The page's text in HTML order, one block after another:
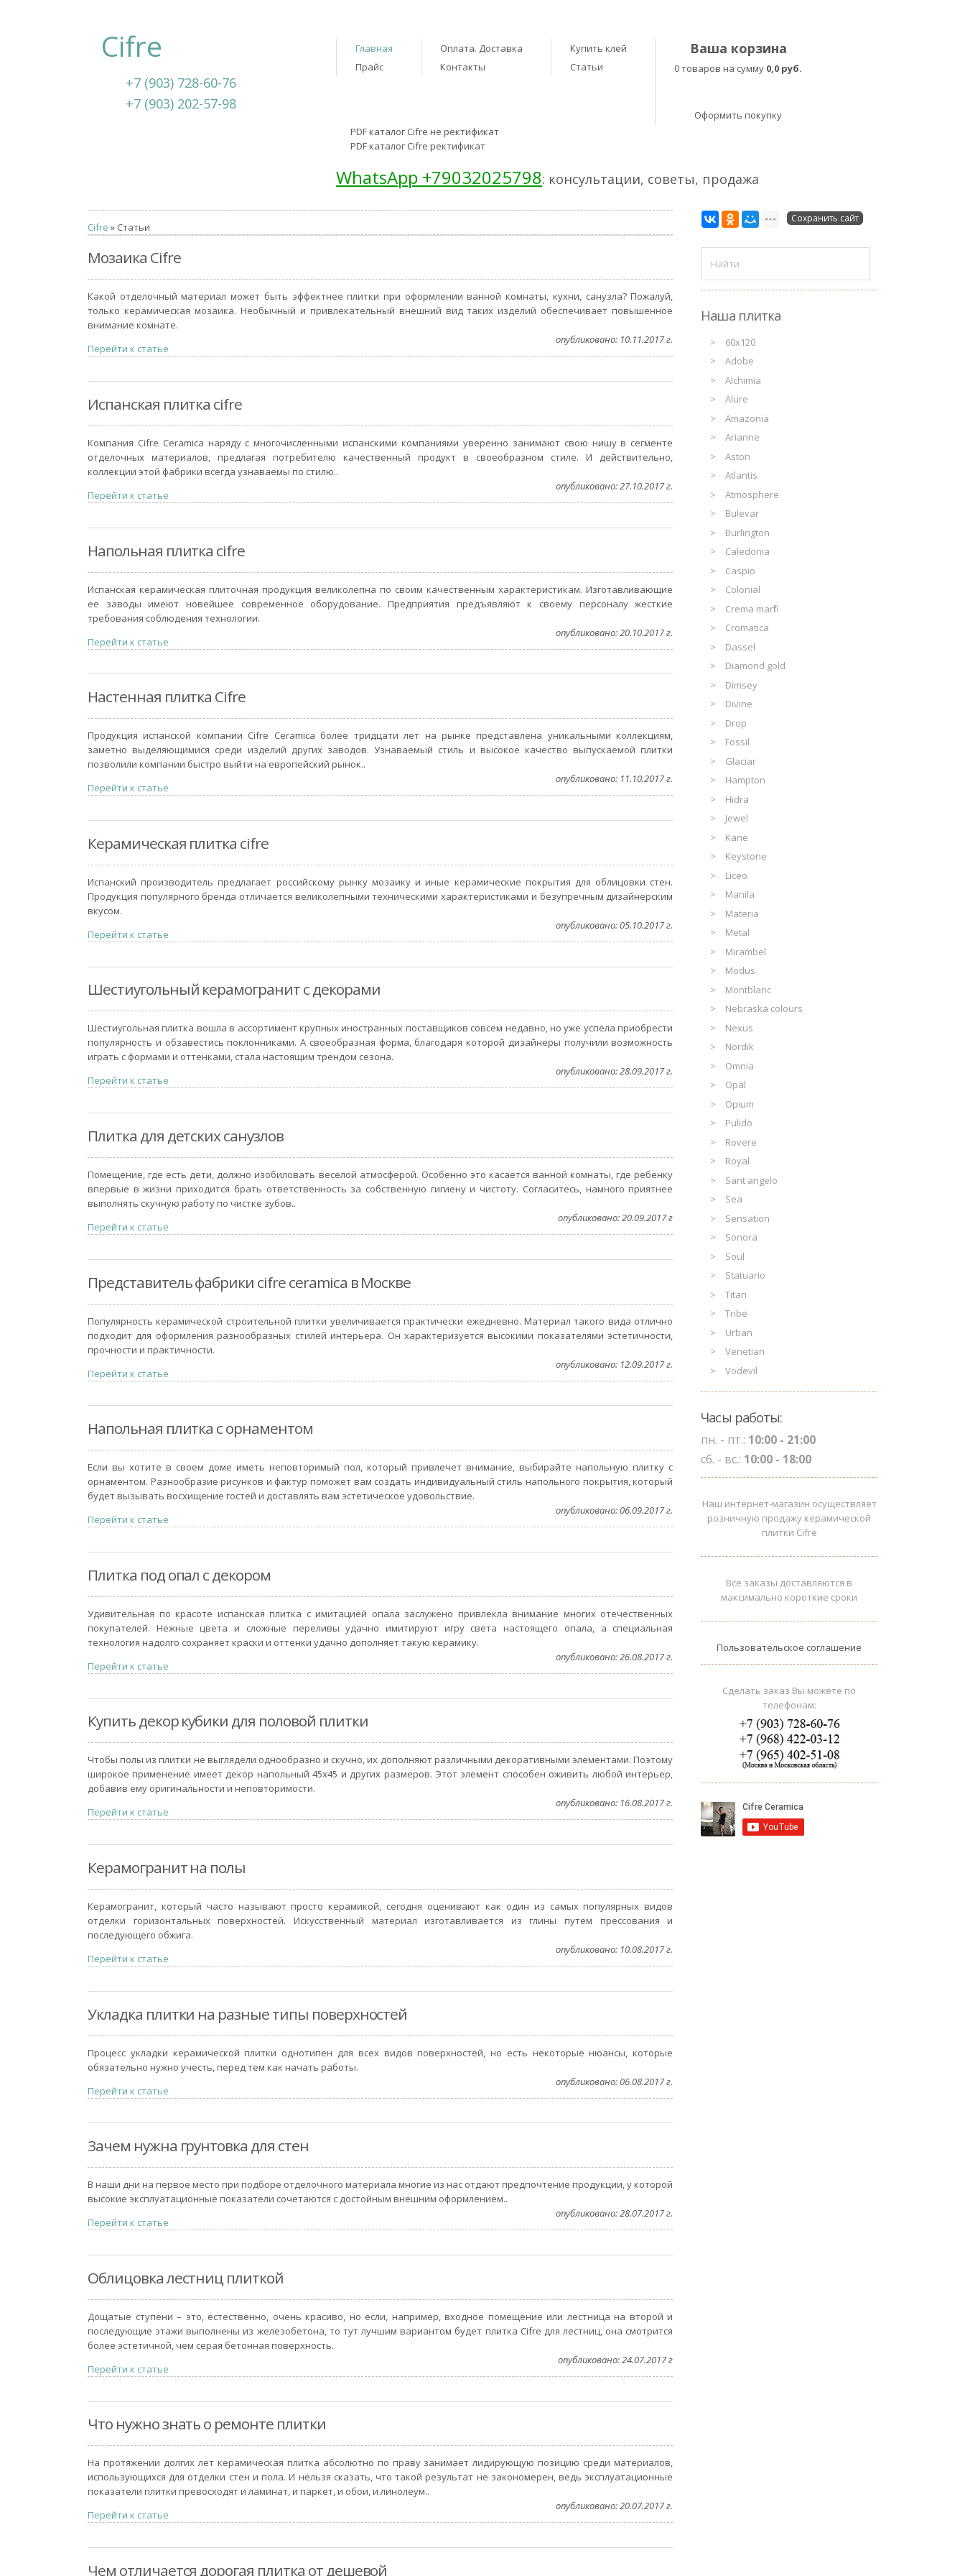
Cifre
+7 (903) 728-60-76
+7 (903) 202-57-98
Главная
Прайс
Оплата. Доставка
Контакты
Купить клей
Статьи
Ваша корзина
0 товаров на сумму 0,0 руб.
Оформить покупку
PDF каталог Cifre не ректификат
PDF каталог Cifre ректификат
WhatsApp +79032025798: консультации, советы, продажа
Cifre » Статьи
Мозаика Cifre
Какой отделочный материал может быть эффектнее плитки при оформлении ванной комнаты, кухни, санузла? Пожалуй,
только керамическая мозаика. Необычный и привлекательный внешний вид таких изделий обеспечивает повышенное
внимание комнате.
опубликовано: 10.11.2017 г.
Перейти к статье
Испанская плитка cifre
Компания Cifre Ceramica наряду с многочисленными испанскими компаниями уверенно занимают свою нишу в сегменте
отделочных материалов, предлагая потребителю качественный продукт в своеобразном стиле. И действительно,
коллекции этой фабрики всегда узнаваемы по стилю..
опубликовано: 27.10.2017 г.
Перейти к статье
Напольная плитка cifre
Испанская керамическая плиточная продукция великолепна по своим качественным характеристикам. Изготавливающие
ее заводы имеют новейшее современное оборудование. Предприятия предъявляют к своему персоналу жесткие
требования соблюдения технологии.
опубликовано: 20.10.2017 г.
Перейти к статье
Настенная плитка Cifre
Продукция испанской компании Cifre Ceramica более тридцати лет на рынке представлена уникальными коллекциям,
заметно выделяющимися среди изделий других заводов. Узнаваемый стиль и высокое качество выпускаемой плитки
позволили компании быстро выйти на европейский рынок..
опубликовано: 11.10.2017 г.
Перейти к статье
Керамическая плитка cifre
Испанский производитель предлагает российскому рынку мозаику и иные керамические покрытия для облицовки стен.
Продукция популярного бренда отличается великолепными техническими характеристиками и безупречным дизайнерским
вкусом.
опубликовано: 05.10.2017 г.
Перейти к статье
Шестиугольный керамогранит с декорами
Шестиугольная плитка вошла в ассортимент крупных иностранных поставщиков совсем недавно, но уже успела приобрести
популярность и обзавестись поклонниками. А своеобразная форма, благодаря которой дизайнеры получили возможность
играть с формами и оттенками, стала настоящим трендом сезона.
опубликовано: 28.09.2017 г.
Перейти к статье
Плитка для детских санузлов
Помещение, где есть дети, должно изобиловать веселой атмосферой. Особенно это касается ванной комнаты, где ребенку
впервые в жизни приходится брать ответственность за собственную гигиену и чистоту. Согласитесь, намного приятнее
выполнять скучную работу по чистке зубов..
опубликовано: 20.09.2017 г
Перейти к статье
Представитель фабрики cifre ceramica в Москве
Популярность керамической строительной плитки увеличивается практически ежедневно. Материал такого вида отлично
подходит для оформления разнообразных стилей интерьера. Он характеризуется высокими показателями эстетичности,
прочности и практичности.
опубликовано: 12.09.2017 г.
Перейти к статье
Напольная плитка с орнаментом
Если вы хотите в своем доме иметь неповторимый пол, который привлечет внимание, выбирайте напольную плитку с
орнаментом. Разнообразие рисунков и фактур поможет вам создать индивидуальный стиль напольного покрытия, который
будет вызывать восхищение гостей и доставлять вам эстетическое удовольствие.
опубликовано: 06.09.2017 г.
Перейти к статье
Плитка под опал с декором
Удивительная по красоте испанская плитка с имитацией опала заслужено привлекла внимание многих отечественных
покупателей. Нежные цвета и сложные переливы удачно имитируют игру света настоящего опала, а специальная
технология надолго сохраняет краски и оттенки удачно дополняет такую керамику.
опубликовано: 26.08.2017 г.
Перейти к статье
Купить декор кубики для половой плитки
Чтобы полы из плитки не выглядели однообразно и скучно, их дополняют различными декоративными элементами. Поэтому
широкое применение имеет декор напольный 45x45 и других размеров. Этот элемент способен оживить любой интерьер,
добавив ему оригинальности и неповторимости.
опубликовано: 16.08.2017 г.
Перейти к статье
Керамогранит на полы
Керамогранит, который часто называют просто керамикой, сегодня оценивают как один из самых популярных видов
отделки горизонтальных поверхностей. Искусственный материал изготавливается из глины путем прессования и
последующего обжига.
опубликовано: 10.08.2017 г.
Перейти к статье
Укладка плитки на разные типы поверхностей
Процесс укладки керамической плитки однотипен для всех видов поверхностей, но есть некоторые нюансы, которые
обязательно нужно учесть, перед тем как начать работы.
опубликовано: 06.08.2017 г.
Перейти к статье
Зачем нужна грунтовка для стен
В наши дни на первое место при подборе отделочного материала многие из нас отдают предпочтение продукции, у которой
высокие эксплуатационные показатели сочетаются с достойным внешним оформлением..
опубликовано: 28.07.2017 г.
Перейти к статье
Облицовка лестниц плиткой
Дощатые ступени – это, естественно, очень красиво, но если, например, входное помещение или лестница на второй и
последующие этажи выполнены из железобетона, то тут лучшим вариантом будет плитка Cifre для лестниц, она смотрится
более эстетичной, чем серая бетонная поверхность.
опубликовано: 24.07.2017 г
Перейти к статье
Что нужно знать о ремонте плитки
На протяжении долгих лет керамическая плитка абсолютно по праву занимает лидирующую позицию среди материалов,
использующихся для отделки стен и пола. И нельзя сказать, что такой результат не закономерен, ведь эксплуатационные
показатели плитки превосходят и ламинат, и паркет, и обои, и линолеум..
опубликовано: 20.07.2017 г.
Перейти к статье
Чем отличается дорогая плитка от дешевой
Сохранить сайт
Наша плитка
60x120
Adobe
Alchimia
Alure
Amazonia
Arianne
Aston
Atlantis
Atmosphere
Bulevar
Burlington
Caledonia
Caspio
Colonial
Crema marfil
Cromatica
Dassel
Diamond gold
Dimsey
Divine
Drop
Fossil
Glaciar
Hampton
Hidra
Jewel
Kane
Keystone
Liceo
Manila
Materia
Metal
Mirambel
Modus
Montblanc
Nebraska colours
Nexus
Nordik
Omnia
Opal
Opium
Pulido
Rovere
Royal
Sant angelo
Sea
Sensation
Sonora
Soul
Statuario
Titan
Tribe
Urban
Venetian
Vodevil
Часы работы:
пн. - пт.: 10:00 - 21:00
сб. - вс.: 10:00 - 18:00
Наш интернет-магазин осуществляет
розничную продажу керамической
плитки Cifre
Все заказы доставляются в
максимально короткие сроки
Пользовательское соглашение
Сделать заказ Вы можете по
телефонам: